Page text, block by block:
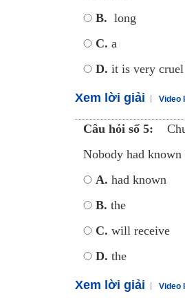
B. long
C. a
D. it is very cruel
Xem lời giải Video
Câu hỏi số 5:
Nobody had known
A. had known
B. the
C. will receive
D. the
Xem lời giải Video